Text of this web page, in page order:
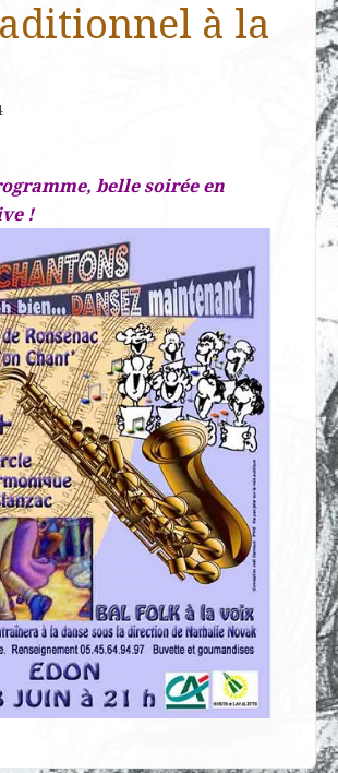
à la
belle soirée en
!